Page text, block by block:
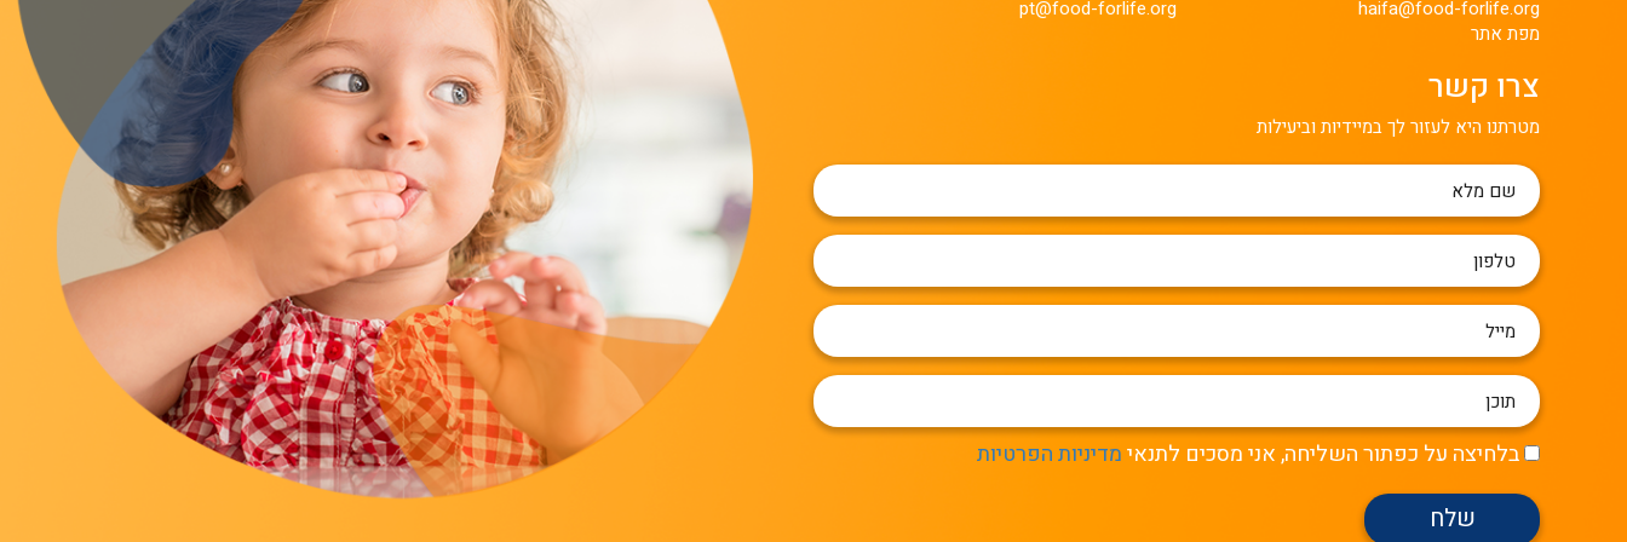
haifa@food-forlife.org
מפת אתר
pt@food-forlife.org
צרו קשר
מטרתנו היא לעזור לך במיידיות וביעילות
שם
מלא
טלפון
מייל
תוכן
בלחיצה על כפתור השליחה, אני מסכים לתנאימדיניות הפרטיות
שלח
שלח